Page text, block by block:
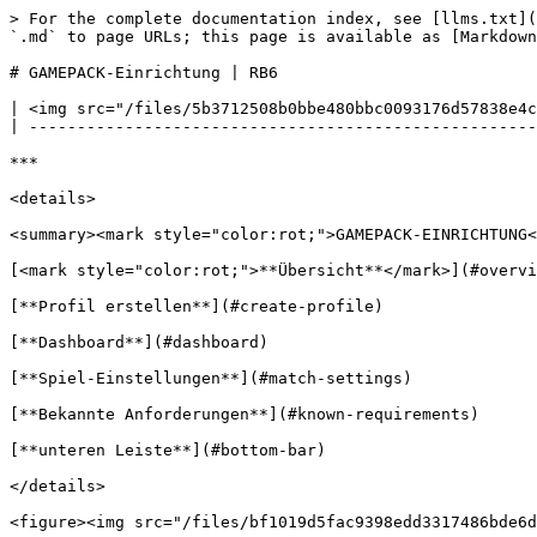
> For the complete documentation index, see [llms.txt](https://guide.strikepack.com/llms.txt). Markdown versions of documentation pages are available by appending `.md` to page URLs; this page is available as [Markdown](https://guide.strikepack.com/horizon-de/manuals/rb6/gamepacksetup.md).

# GAMEPACK-Einrichtung | RB6

| <img src="/files/5b3712508b0bbe480bbc0093176d57838e4cca5d" alt="" data-size="original"> | <h2>1. <mark style="color:rot;">GAMEPACK-Setup</mark></h2> |
| --------------------------------------------------------------------------------------- | ---------------------------------------------------------- |

***

<details>

<summary><mark style="color:rot;">GAMEPACK-EINRICHTUNG</mark> Seiteninhalt</summary>

[<mark style="color:rot;">**Übersicht**</mark>](#overview)

[**Profil erstellen**](#create-profile)

[**Dashboard**](#dashboard)

[**Spiel-Einstellungen**](#match-settings)

[**Bekannte Anforderungen**](#known-requirements)

[**unteren Leiste**](#bottom-bar)

</details>

<figure><img src="/files/bf1019d5fac9398edd3317486bde6d4a7ec0e909" alt=""><figcaption></figcaption></figure>

## Übersicht

<figure><img src="/files/163bd42ae831446409d74aa4b07441ef44f15c0e" alt=""><figcaption></figcaption></figure>

Dieser Abschnitt behandelt den "**Navigationshilfe für Einstellungen**" & <mark style="color:rot;">**ERFORDERLICH**</mark> "**GAMEPACK-Setup**", vorgestellt in unserer **RB6** GAMEPACK für den **STRIKEPACK HORIZON**™ Controller-Adapter & betrieben mit der **STRIKEPACK**™ **CENTRAL** Smartphone-App.

***

Sie **MÜSSEN** die <mark style="color:rot;">**ANFORDERUNGEN**</mark> dieses Abschnitts erfüllen und weiterhin unserem Handbuch folgen, um dieses GAMEPACK und verschiedene **M**.**O**.**D**.s oder **M**acros **O**n **D**emand voll auszuschöpfen, die es zu bieten hat.

***

Das GAMEPACK kann vollständig mit vertrauten Touch-Bedienelementen in der App konfiguriert werden.

{% hint style="danger" %}
**Es ist&#x20;**<mark style="color:rot;">**ERFORDERLICH**</mark>**&#x20;diesen Abschnitt abzuschließen, bevor dieses GAMEPACK verwendet wird**…
{% endhint %}

<figure><img src="/files/bf1019d5fac9398edd3317486bde6d4a7ec0e909" alt=""><figcaption></figcaption></figure>

### Profil erstellen

<figure><img src="/files/163bd42ae831446409d74aa4b07441ef44f15c0e" alt=""><figcaption></figcaption></figure>

<img src="/files/aaf8f7dd6527a0c09c4a566c9a15c4d7b4eefb3e" alt="" data-size="line">Tippen Sie auf das **GAMEPACK** um zu **Profilauswahl**, dann können Sie entweder auf **CM**\_**Standard** tippen, um direkt zum [**Dashboard**](#app-dashboard) Bereich zu gelangen, oder Sie können ein neues Profil erstellen:

1. Um ein Profil zu erstellen, tippen Sie auf das grüne <img src="/files/256bee2334d26cc035a45bbdfd517b617184c317" alt="" data-size="line">*<mark style="color:grün;">**PLUS**</mark>* Symbol.
2. Wählen Sie ein Symbol aus und benennen Sie dann Ihr Profil. Wenn dies Ihr Profil nicht automatisch beendet und speichert, können Sie auf das ***SPEICHERN*** Symbol tippen, das sich oben rechts befindet.
3. Tippen Sie auf Ihr neu erstelltes Profil, um zum **Dashboard** Bereich zu gelangen. Die **Gearhead Eyes** am **STRIKEPACK HORIZON**™ werden zu <mark style="color:grün;">**PULSIEREND GRÜN**</mark>, was <mark style="color:grün;">**GAMEPACK-